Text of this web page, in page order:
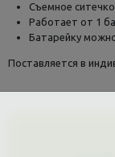
Съемное ситечко
Работает от 1
Батарейку
Поставляется в